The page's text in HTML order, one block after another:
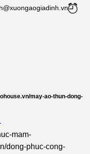
may-ao-thun-dong-
mam-
dong-phuc-cong-